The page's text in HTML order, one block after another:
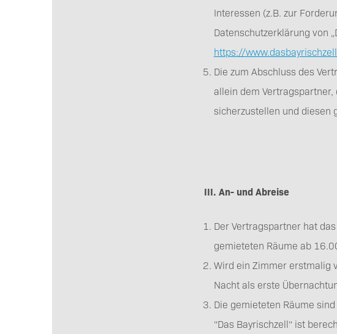
Interessen (z.B. zur
Datenschutzerklärung von
https://
Die zum Abschluss des
allein dem
sicherzustellen und diesen
III. An- und Abreise
Der Vertragspartner hat
gemieteten Räume ab
Wird ein Zimmer erstmalig
Nacht als erste
Die gemieteten Räume
“Das Bayrischzell“ ist